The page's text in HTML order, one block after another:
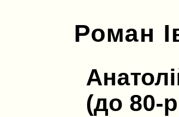
Роман
(до 80-